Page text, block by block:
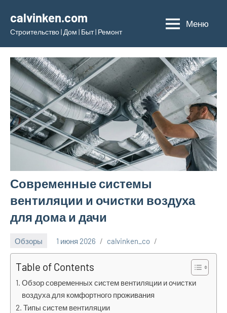
содержимому
calvinken.com
Строительство | Дом | Быт | Ремонт
Меню
Современные системы
вентиляции и очистки воздуха
для дома и дачи
Обзоры 1 июня 2026 calvinken_co
Table of Contents
Обзор современных систем вентиляции и очистки
воздуха для комфортного проживания
Типы систем вентиляции